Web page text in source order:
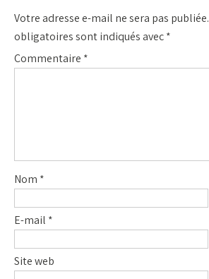
Votre adresse e-mail ne sera pas publiée.
obligatoires sont indiqués avec*
Commentaire *
Nom *
E-mail *
Site web